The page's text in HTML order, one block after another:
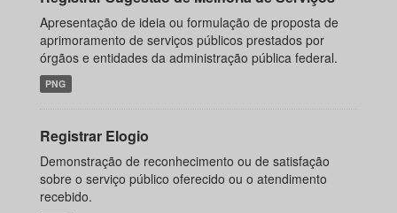
Apresentação de ideia ou formulação de proposta de
aprimoramento de serviços públicos prestados por
órgãos e entidades da administração pública federal.
PNG
Registrar Elogio
Demonstração de reconhecimento ou de satisfação
sobre o serviço público oferecido ou o atendimento
recebido.